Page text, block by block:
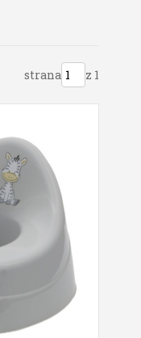
strana z 1